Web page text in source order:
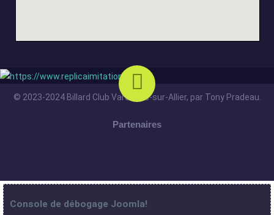
© 2023-2024 Billard Club Varennes-sur-Allier, par Tony Pradeau.
Partenaires
Console de débogage Joomla!